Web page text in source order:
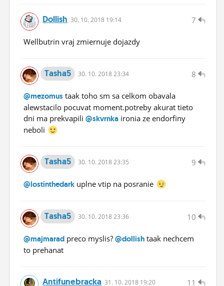
7
Dollish 30. 10. 2018 19:14
Wellbutrin vraj zmiernuje dojazdy
8
Tasha5 30. 10. 2018 23:34
@mezomus taak toho sm sa celkom obavala
alewstacilo pocuvat moment.potreby akurat tieto
dni ma prekvapili @skvrnka ironia ze endorfiny
neboli
9
Tasha5 30. 10. 2018 23:35
@lostinthedark uplne vtip na posranie
10
Tasha5 30. 10. 2018 23:36
@majmarad preco myslis? @dollish taak nechcem
to prehanat
11
Antifunebracka 31. 10. 2018 19:20